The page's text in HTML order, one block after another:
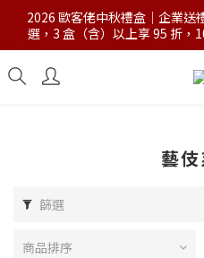
2026 歐客佬中秋禮盒｜企業送
選，3 盒（含）以上享 95 折，
藝
篩選
商品排序